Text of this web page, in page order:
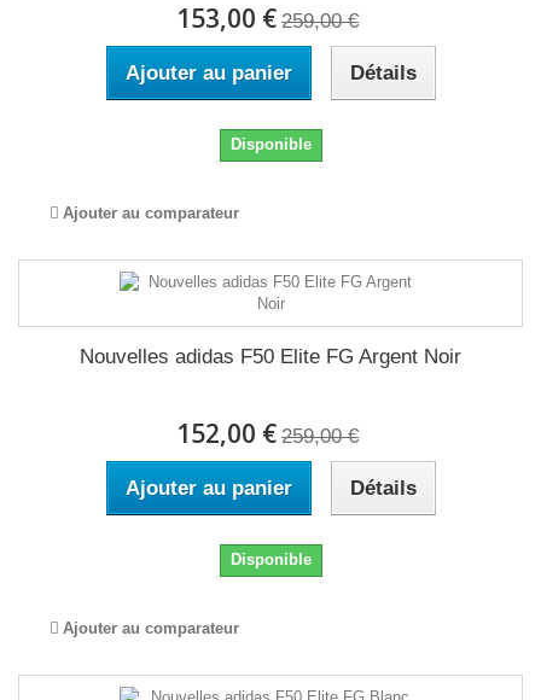
153,00 € 259,00 €
Ajouter au panier Détails
Disponible
Ajouter au comparateur
Nouvelles adidas F50 Elite FG Argent Noir
152,00 € 259,00 €
Ajouter au panier Détails
Disponible
Ajouter au comparateur